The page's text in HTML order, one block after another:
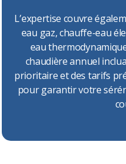
L’expertise couvre
eau gaz, chauffe-eau
eau
chaudièreannuel
prioritaire et des tarifs
pour garantir votre